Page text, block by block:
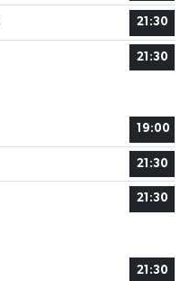
21:30
21:30
19:00
21:30
21:30
21:30